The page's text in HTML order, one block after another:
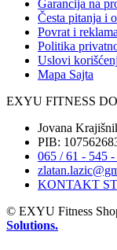
Garancija na
Česta pitanja i
Povrat i
Politika
Uslovi
Mapa Sajta
EXYU FITNESS
Jovana
PIB:
065 / 61 - 545 -
KONTAKT
© EXYU Fitness
Solutions.